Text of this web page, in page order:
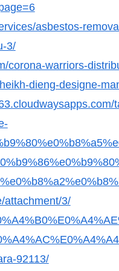
asbestos-
3/
corona-warriors-
dieng-designe-
attachment/3/
92113/